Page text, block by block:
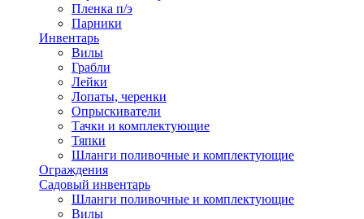
Пленка п/э
Парники
Инвентарь
Вилы
Грабли
Лейки
Лопаты, черенки
Опрыскиватели
Тачки и комплектующие
Тяпки
Шланги поливочные и комплектующие
Ограждения
Садовый инвентарь
Шланги поливочные и комплектующие
Вилы